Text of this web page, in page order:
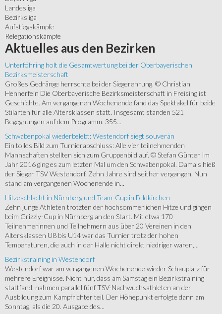
Landesliga
Bezirksliga
Aufstiegskämpfe
Relegationskämpfe
Aktuelles aus den Bezirken
Unterföhring holt die Gesamtwertung bei der Oberbayerischen
Bezirksmeisterschaft
Großes Gedränge herrschte bei der Siegerehrung. © Christian
Hennerfein Die Oberbayerische Bezirksmeisterschaft in Freising ist
Geschichte. Am vergangenen Wochenende fand das Spektakel für beide
Stilarten für alle Altersklassen statt. Insgesamt standen 521
Begegnungen auf dem Programm. 355...
Schwabenpokal wiederbelebt: Westendorf siegt souverän
Ein tolles Bild zum Turnierabschluss: Alle vier teilnehmenden
Mannschaften stellten sich zum Gruppenbild auf. © Stefan Günter Im
Jahr 2016 ging es zum letzten Mal um den Schwabenpokal. Damals hieß
der Sieger TSV Westendorf. Zehn Jahre sind seither vergangen. Nun
stand am vergangenen Wochenende in...
Hitzeschlacht in Nürnberg und Team-Cup in Feldkirchen
Zehn junge Athleten trotzten der hochsommerlichen Hitze und gingen
beim Grizzly-Cup in Nürnberg an den Start. Mit etwa 170
Teilnehmerinnen und Teilnehmern aus über 20 Vereinen in den
Altersklassen U8 bis U14 war das Turnier trotz der hohen
Temperaturen, die auch in der Halle nicht direkt niedriger waren,...
Bezirkstraining in Westendorf
Westendorf war am vergangenen Wochenende wieder Schauplatz für
mehrere Ereignisse. Nicht nur, dass am Samstag ein Bezirkstraining
stattfand, nahmen parallel fünf TSV-Nachwuchsathleten an der
Ausbildung zum Kampfrichter teil. Der Höhepunkt erfolgte dann am
Sonntag, als die 20. Ausgabe des...